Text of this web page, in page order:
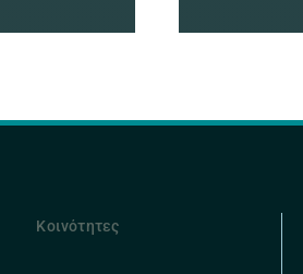
Κοινότητες